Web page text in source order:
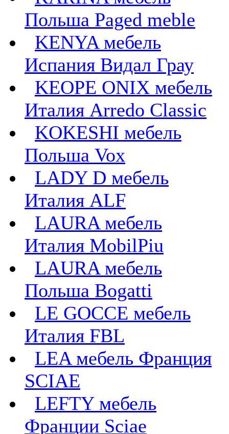
Польша Paged meble
KENYA мебель
Испания Видал Грау
KEOPE ONIX мебель
Италия Arredo Classic
KOKESHI мебель
Польша Vox
LADY D мебель
Италия ALF
LAURA мебель
Италия MobilPiu
LAURA мебель
Польша Bogatti
LE GOCCE мебель
Италия FBL
LEA мебель Франция
SCIAE
LEFTY мебель
Франции Sciae